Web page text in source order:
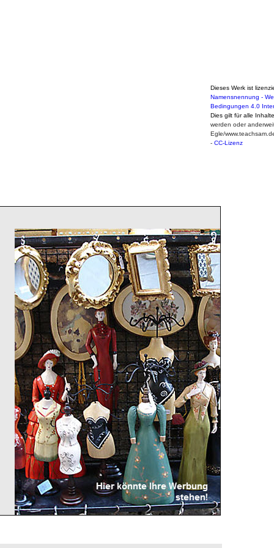
Dieses Werk ist
Namensnennung -
Bedingungen 4.0
Dies gilt für alle
werden oder
Egle/
- CC-Lizenz